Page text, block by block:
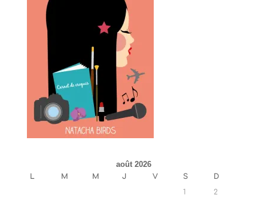
août 2026
L M M J V S
D
1
2